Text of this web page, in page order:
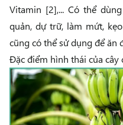
Vitamin [2],... Có thể
quản, dự trữ, làm mứt,
cũng có thể sử dụng để
Đặc điểm hình thái của cây